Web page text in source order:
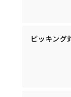
ピッキング